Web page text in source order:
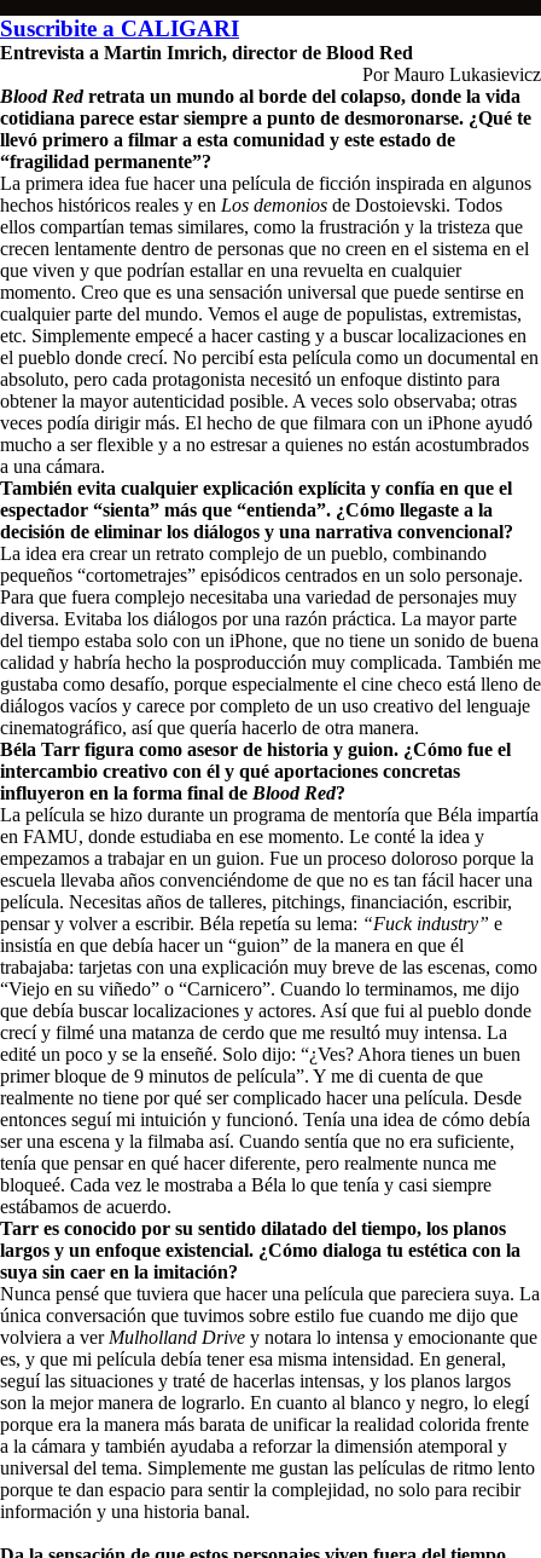
Suscribite a CALIGARI
Entrevista a Martin Imrich, director de Blood Red
Por Mauro Lukasievicz
Blood Redretrata un mundo al borde del colapso, donde la vida
cotidiana parece estar siempre a punto de desmoronarse. ¿Qué te
llevó primero a filmar a esta comunidad y este estado de
“fragilidad permanente”?
La primera idea fue hacer una película de ficción inspirada en algunos
hechos históricos reales y en Los demonios de Dostoievski. Todos
ellos compartían temas similares, como la frustración y la tristeza que
crecen lentamente dentro de personas que no creen en el sistema en el
que viven y que podrían estallar en una revuelta en cualquier
momento. Creo que es una sensación universal que puede sentirse en
cualquier parte del mundo. Vemos el auge de populistas, extremistas,
etc. Simplemente empecé a hacer casting y a buscar localizaciones en
el pueblo donde crecí. No percibí esta película como un documental en
absoluto, pero cada protagonista necesitó un enfoque distinto para
obtener la mayor autenticidad posible. A veces solo observaba; otras
veces podía dirigir más. El hecho de que filmara con un iPhone ayudó
mucho a ser flexible y a no estresar a quienes no están acostumbrados
a una cámara.
También evita cualquier explicación explícita y confía en que el
espectador “sienta” más que “entienda”. ¿Cómo llegaste a la
decisión de eliminar los diálogos y una narrativa convencional?
La idea era crear un retrato complejo de un pueblo, combinando
pequeños “cortometrajes” episódicos centrados en un solo personaje.
Para que fuera complejo necesitaba una variedad de personajes muy
diversa. Evitaba los diálogos por una razón práctica. La mayor parte
del tiempo estaba solo con un iPhone, que no tiene un sonido de buena
calidad y habría hecho la posproducción muy complicada. También me
gustaba como desafío, porque especialmente el cine checo está lleno de
diálogos vacíos y carece por completo de un uso creativo del lenguaje
cinematográfico, así que quería hacerlo de otra manera.
Béla Tarr figura como asesor de historia y guion. ¿Cómo fue el
intercambio creativo con él y qué aportaciones concretas
influyeron en la forma final de Blood Red?
La película se hizo durante un programa de mentoría que Béla impartía
en FAMU, donde estudiaba en ese momento. Le conté la idea y
empezamos a trabajar en un guion. Fue un proceso doloroso porque la
escuela llevaba años convenciéndome de que no es tan fácil hacer una
película. Necesitas años de talleres, pitchings, financiación, escribir,
pensar y volver a escribir. Béla repetía su lema: “Fuck industry” e
insistía en que debía hacer un “guion” de la manera en que él
trabajaba: tarjetas con una explicación muy breve de las escenas, como
“Viejo en su viñedo” o “Carnicero”. Cuando lo terminamos, me dijo
que debía buscar localizaciones y actores. Así que fui al pueblo donde
crecí y filmé una matanza de cerdo que me resultó muy intensa. La
edité un poco y se la enseñé. Solo dijo: “¿Ves? Ahora tienes un buen
primer bloque de 9 minutos de película”. Y me di cuenta de que
realmente no tiene por qué ser complicado hacer una película. Desde
entonces seguí mi intuición y funcionó. Tenía una idea de cómo debía
ser una escena y la filmaba así. Cuando sentía que no era suficiente,
tenía que pensar en qué hacer diferente, pero realmente nunca me
bloqueé. Cada vez le mostraba a Béla lo que tenía y casi siempre
estábamos de acuerdo.
Tarr es conocido por su sentido dilatado del tiempo, los planos
largos y un enfoque existencial. ¿Cómo dialoga tu estética con la
suya sin caer en la imitación?
Nunca pensé que tuviera que hacer una película que pareciera suya. La
única conversación que tuvimos sobre estilo fue cuando me dijo que
volviera a ver Mulholland Drive y notara lo intensa y emocionante que
es, y que mi película debía tener esa misma intensidad. En general,
seguí las situaciones y traté de hacerlas intensas, y los planos largos
son la mejor manera de lograrlo. En cuanto al blanco y negro, lo elegí
porque era la manera más barata de unificar la realidad colorida frente
a la cámara y también ayudaba a reforzar la dimensión atemporal y
universal del tema. Simplemente me gustan las películas de ritmo lento
porque te dan espacio para sentir la complejidad, no solo para recibir
información y una historia banal.